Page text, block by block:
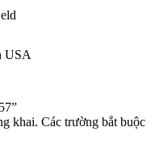
USA
khai. Các trường bắt buộc